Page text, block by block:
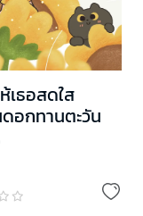
เธอสดใส
อกทานตะวัน